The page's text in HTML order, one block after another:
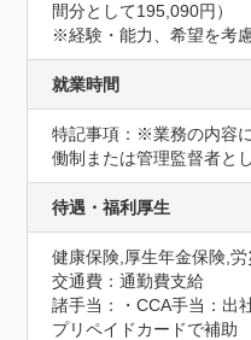
間分として195,090円）
※経験・能力、希望を考
就業時間
特記事項：※業務の内容
働制または管理監督者と
待遇・福利厚生
健康保険,厚生年金保険,
交通費：通勤費支給
諸手当：・CCA手当：出
プリペイドカードで補助